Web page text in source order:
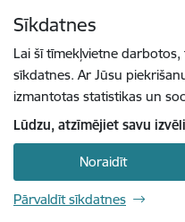
Sīkdatnes
Lai šī tīmekļvietne
sīkdatnes. Ar Jūsu
izmantotas statistikas un
Lūdzu, atzīmējiet savu
Noraidīt
Pārvaldīt sīkdatnes